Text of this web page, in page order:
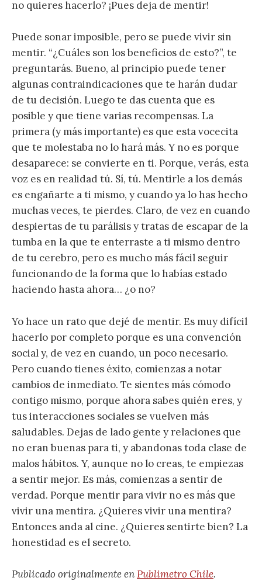
no quieres hacerlo? ¡Pues deja de mentir!
Puede sonar imposible, pero se puede vivir sin
mentir. “¿Cuáles son los beneficios de esto?”, te
preguntarás. Bueno, al principio puede tener
algunas contraindicaciones que te harán dudar
de tu decisión. Luego te das cuenta que es
posible y que tiene varias recompensas. La
primera (y más importante) es que esta vocecita
que te molestaba no lo hará más. Y no es porque
desaparece: se convierte en ti. Porque, verás, esta
voz es en realidad tú. Sí, tú. Mentirle a los demás
es engañarte a ti mismo, y cuando ya lo has hecho
muchas veces, te pierdes. Claro, de vez en cuando
despiertas de tu parálisis y tratas de escapar de la
tumba en la que te enterraste a ti mismo dentro
de tu cerebro, pero es mucho más fácil seguir
funcionando de la forma que lo habías estado
haciendo hasta ahora… ¿o no?
Yo hace un rato que dejé de mentir. Es muy difícil
hacerlo por completo porque es una convención
social y, de vez en cuando, un poco necesario.
Pero cuando tienes éxito, comienzas a notar
cambios de inmediato. Te sientes más cómodo
contigo mismo, porque ahora sabes quién eres, y
tus interacciones sociales se vuelven más
saludables. Dejas de lado gente y relaciones que
no eran buenas para ti, y abandonas toda clase de
malos hábitos. Y, aunque no lo creas, te empiezas
a sentir mejor. Es más, comienzas a sentir de
verdad. Porque mentir para vivir no es más que
vivir una mentira. ¿Quieres vivir una mentira?
Entonces anda al cine. ¿Quieres sentirte bien? La
honestidad es el secreto.
Publicado originalmente enPublimetro Chile.